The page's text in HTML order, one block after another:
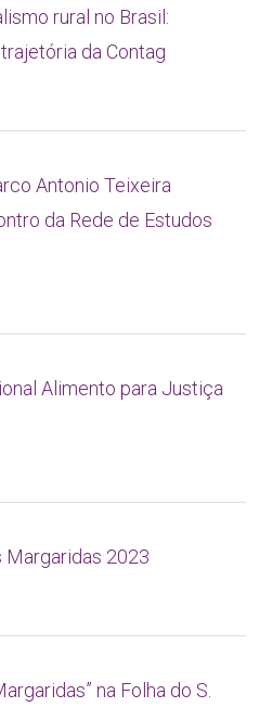
rural no Brasil:
da Contag
Antonio Teixeira
da Rede de Estudos
Alimento para Justiça
Margaridas 2023
na Folha do S.